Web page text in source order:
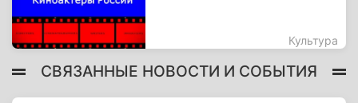
Культура
СВЯЗАННЫЕ НОВОСТИ И СОБЫТИЯ